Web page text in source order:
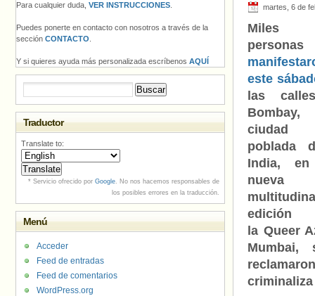
martes, 6 de
Miles
este
las
ciudad
poblada
India,
la Queer
Mumbai,
Para cualquier duda, VER INSTRUCCIONES
Puedes ponerte en contacto con nosotros a través de la
sección CONTACTO
Y si quieres ayuda más personalizada escríbenos AQUÍ
Traductor
Translate to:
* Servicio ofrecido por Google. No nos hacemos responsables de
los posibles errores en la traducción.
Menú
Acceder
Feed de entradas
Feed de comentarios
WordPress.org